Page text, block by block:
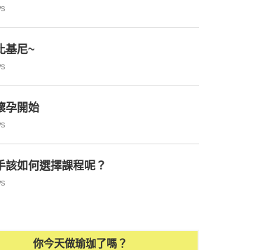
基尼~
孕開始
該如何選擇課程呢？
你今天做瑜珈了嗎？